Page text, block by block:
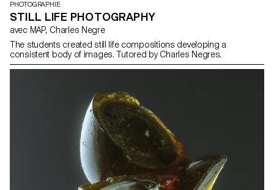
PHOTOGRAPHIE
STILL LIFE PHOTOGRAPHY
avec MAP, Charles Negre
The students created still life compositions developing a
consistent body of images. Tutored by Charles Negres.